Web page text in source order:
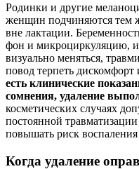
Родинки и другие
женщин подчиняются тем
вне лактации.
фон и микроциркуляцию,
визуально меняться,
повод терпеть
есть клинические
сомнения, удаление
косметических случаях
постоянной
повышать риск
Когда удаление